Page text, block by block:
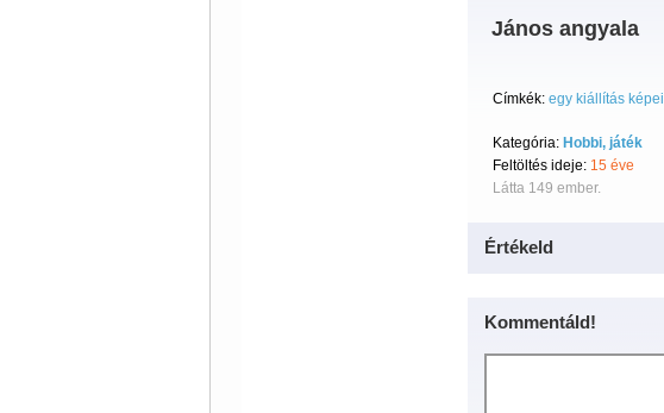
János angyala
Címkék: egy kiállítás képei
Kategória: Hobbi, játék
Feltöltés ideje: 15 éve
Látta 149 ember.
Értékeld
Kommentáld!